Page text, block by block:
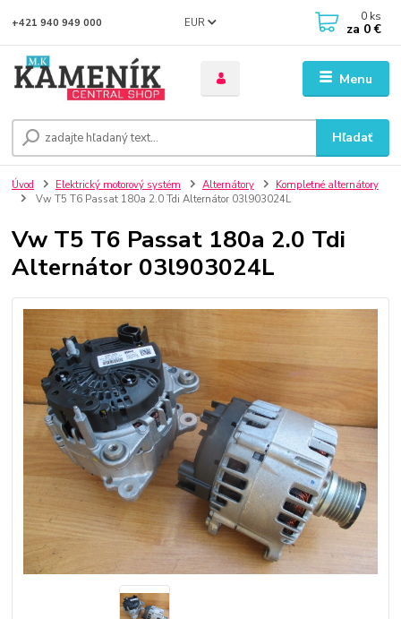
Menu
EUR
Hľadať
+421 940 949 000 0 ks
za 0 €
Úvod Elektrický motorový systém Alternátory
Kompletné alternátory
Vw T5 T6 Passat 180a 2.0 Tdi Alternátor 03l903024L
Vw T5 T6 Passat 180a 2.0 Tdi
Alternátor 03l903024L